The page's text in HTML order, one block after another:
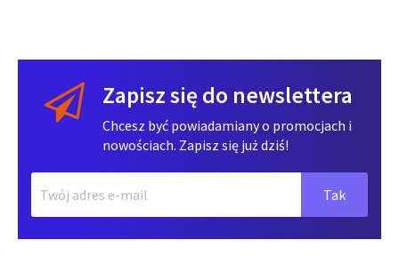
Zapisz się do newslettera
Chcesz być powiadamiany o promocjach i
nowościach. Zapisz się już dziś!